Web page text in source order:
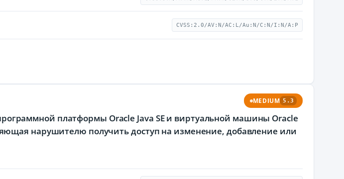
CVSS:2.0/AV:N/AC:L/Au:N/C:N/I:N/A:P
MEDIUM 5.3
платформы Oracle Java SE и виртуальной машины Oracle
нарушителю получить доступ на изменение, добавление или